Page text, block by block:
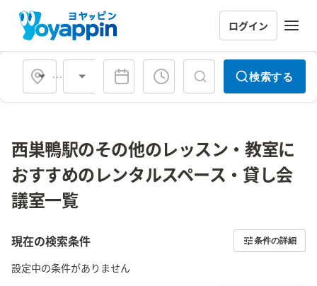
ログイン
会場タイプ 検索する
西巣鴨駅のその他のレッスン・教室に
おすすめのレンタルスペース・貸し会
議室一覧
現在の検索条件 条件の詳細
設定中の条件がありません